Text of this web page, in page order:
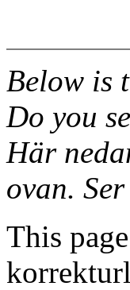
Below is
Do you
Här
ovan.
This